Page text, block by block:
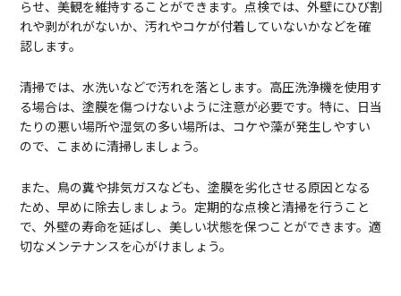
らせ、美観を維持することができます。点検では、外壁にひび割
れや剥がれがないか、汚れやコケが付着していないかなどを確
認します。
清掃では、水洗いなどで汚れを落とします。高圧洗浄機を使用す
る場合は、塗膜を傷つけないように注意が必要です。特に、日当
たりの悪い場所や湿気の多い場所は、コケや藻が発生しやすい
ので、こまめに清掃しましょう。
また、鳥の糞や排気ガスなども、塗膜を劣化させる原因となる
ため、早めに除去しましょう。定期的な点検と清掃を行うこと
で、外壁の寿命を延ばし、美しい状態を保つことができます。適
切なメンテナンスを心がけましょう。